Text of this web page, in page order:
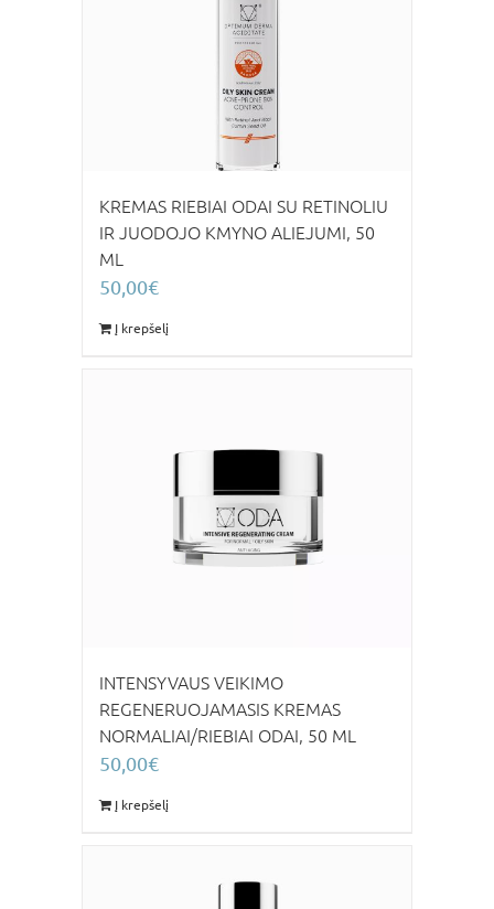
KREMAS RIEBIAI ODAI SU RETINOLIU
IR JUODOJO KMYNO ALIEJUMI, 50
ML
50,00€
Į krepšelį
INTENSYVAUS VEIKIMO
REGENERUOJAMASIS KREMAS
NORMALIAI/RIEBIAI ODAI, 50 ML
50,00€
Į krepšelį